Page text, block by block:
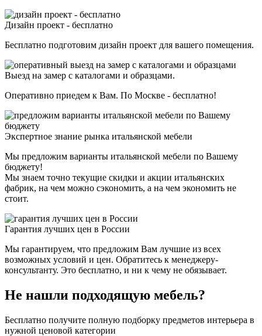
Дизайн проект - бесплатно
Бесплатно подготовим дизайн проект для вашего помещения.
Выезд на замер с каталогами и образцами.
Оперативно приедем к Вам. По Москве - бесплатно!
Экспертное знание рынка итальянской мебели
Мы предложим варианты итальянской мебели по Вашему
бюджету!
Мы знаем точно текущие скидки и акции итальянских
фабрик, на чем можно сэкономить, а на чем экономить не
стоит.
Гарантия лучших цен в России
Мы гарантируем, что предложим Вам лучшие из всех
возможных условий и цен. Обратитесь к менеджеру-
консультанту. Это бесплатно, и ни к чему не обязывает.
Не нашли подходящую мебель?
Бесплатно получите полную подборку предметов интерьера в
нужной ценовой категории